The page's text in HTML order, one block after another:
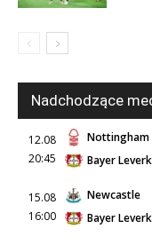
Nadchodzące
12.08
20:45
Nottingham
Bayer
15.08
16:00
Newcastle
Bayer